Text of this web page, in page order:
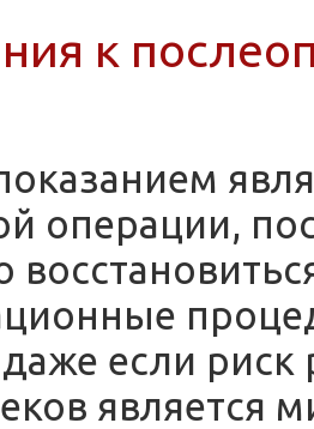
к
операции,
если риск
является